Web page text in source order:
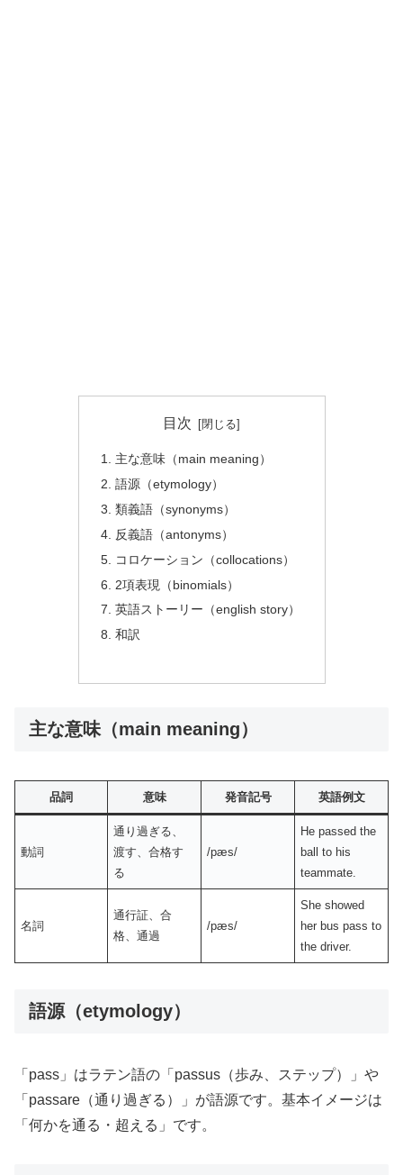
目次
主な意味（main meaning）
語源（etymology）
類義語（synonyms）
反義語（antonyms）
コロケーション（collocations）
2項表現（binomials）
英語ストーリー（english story）
和訳
主な意味（main meaning）
品詞 意味 発音記号 英語例文
動詞
通り過ぎる、
渡す、合格す
る
/pæs/
He passed the
ball to his
teammate.
名詞
通行証、合
格、通過
/pæs/
She showed
her bus pass to
the driver.
語源（etymology）
「pass」はラテン語の「passus（歩み、ステップ）」や
「passare（通り過ぎる）」が語源です。基本イメージは
「何かを通る・超える」です。